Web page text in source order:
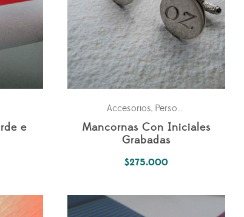
e
Accesorios, Personales
Mancornas Con Iniciales
Grabadas
$275.000